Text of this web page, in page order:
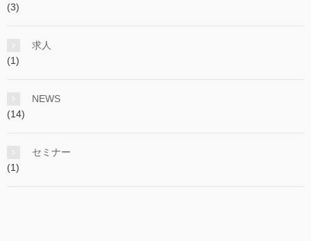
(3)
求人
(1)
NEWS
(14)
セミナー
(1)